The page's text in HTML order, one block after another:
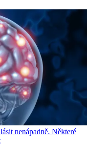
nenápadně. Některé